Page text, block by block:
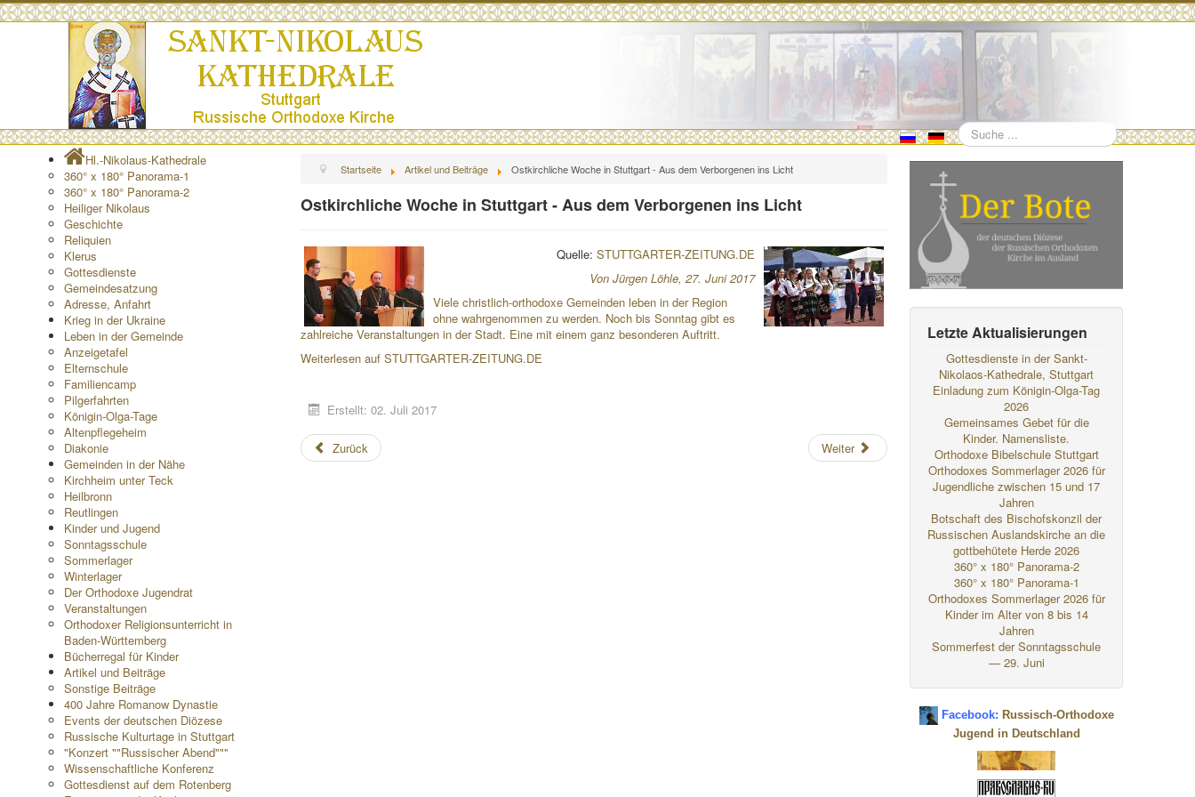
Suchen
Hl.-Nikolaus-Kathedrale
360° x 180° Panorama-1
360° x 180° Panorama-2
Heiliger Nikolaus
Geschichte
Reliquien
Klerus
Gottesdienste
Gemeindesatzung
Adresse, Anfahrt
Krieg in der Ukraine
Leben in der Gemeinde
Anzeigetafel
Elternschule
Familiencamp
Pilgerfahrten
Königin-Olga-Tage
Altenpflegeheim
Diakonie
Gemeinden in der Nähe
Kirchheim unter Teck
Heilbronn
Reutlingen
Kinder und Jugend
Sonntagsschule
Sommerlager
Winterlager
Der Orthodoxe Jugendrat
Veranstaltungen
Orthodoxer Religionsunterricht in
Baden-Württemberg
Bücherregal für Kinder
Artikel und Beiträge
Sonstige Beiträge
400 Jahre Romanow Dynastie
Events der deutschen Diözese
Russische Kulturtage in Stuttgart
"Konzert ""Russischer Abend"""
Wissenschaftliche Konferenz
Gottesdienst auf dem Rotenberg
Startseite Artikel und Beiträge Ostkirchliche Woche in Stuttgart - Aus dem Verborgenen ins Licht
Ostkirchliche Woche in Stuttgart - Aus dem Verborgenen ins Licht
Quelle: STUTTGARTER-ZEITUNG.DE
Von Jürgen Löhle, 27. Juni 2017
Viele christlich-orthodoxe Gemeinden leben in der Region
ohne wahrgenommen zu werden. Noch bis Sonntag gibt es
zahlreiche Veranstaltungen in der Stadt. Eine mit einem ganz besonderen Auftritt.
Weiterlesen auf STUTTGARTER-ZEITUNG.DE
Erstellt: 02. Juli 2017
Zurück Weiter
Letzte Aktualisierungen
Gottesdienste in der Sankt-
Nikolaos-Kathedrale, Stuttgart
Einladung zum Königin-Olga-Tag
2026
Gemeinsames Gebet für die
Kinder. Namensliste.
Orthodoxe Bibelschule Stuttgart
Orthodoxes Sommerlager 2026 für
Jugendliche zwischen 15 und 17
Jahren
Botschaft des Bischofskonzil der
Russischen Auslandskirche an die
gottbehütete Herde 2026
360° x 180° Panorama-2
360° x 180° Panorama-1
Orthodoxes Sommerlager 2026 für
Kinder im Alter von 8 bis 14
Jahren
Sommerfest der Sonntagsschule
— 29. Juni
Facebook: Russisch-Orthodoxe
Jugend in Deutschland